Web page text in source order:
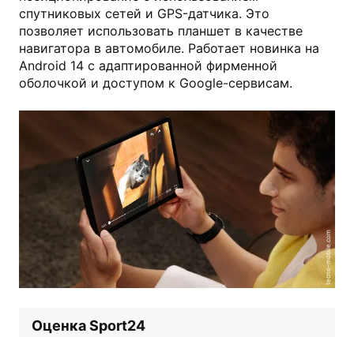
спутниковых сетей и GPS-датчика. Это
позволяет использовать планшет в качестве
навигатора в автомобиле. Работает новинка на
Android 14 с адаптированной фирменной
оболочкой и доступом к Google-сервисам.
tecno-mobile.com
Оценка Sport24